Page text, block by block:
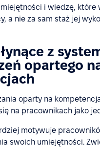
i wiedzę, które
a nie za sam staż jej
z
opartego
oparty na
na pracownikach jako
motywuje
swoich umiejętności.